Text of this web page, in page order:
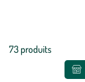
Liste
73 produits